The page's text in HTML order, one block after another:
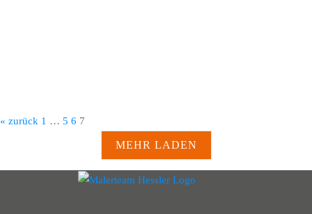
« zurück 1 … 5 6 7
MEHR LADEN